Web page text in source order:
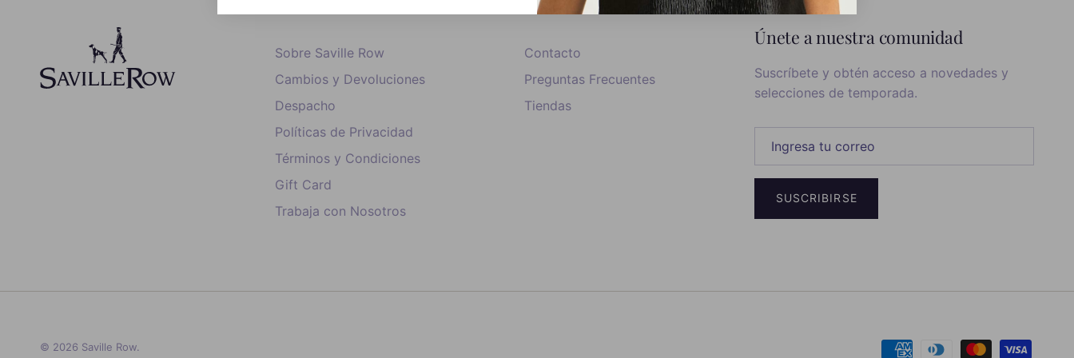
Sobre Saville Row
Cambios y Devoluciones
Despacho
Políticas de Privacidad
Términos y Condiciones
Gift Card
Trabaja con Nosotros
Contacto
Preguntas Frecuentes
Tiendas
Únete a nuestra comunidad
Suscríbete y obtén acceso a novedades y
selecciones de temporada.
SUSCRIBIRSE
© 2026 Saville Row.